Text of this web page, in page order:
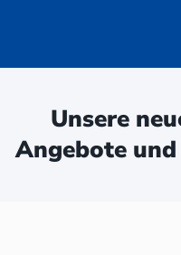
Unsere
Angebote